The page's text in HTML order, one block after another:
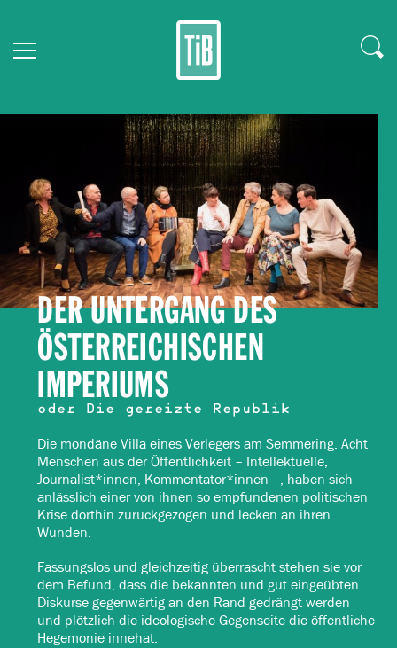
DER UNTERGANG DES
ÖSTERREICHISCHEN
IMPERIUMS
oder Die gereizte Republik
Die mondäne Villa eines Verlegers am Semmering. Acht
Menschen aus der Öffentlichkeit – Intellektuelle,
Journalist*innen, Kommentator*innen –, haben sich
anlässlich einer von ihnen so empfundenen politischen
Krise dorthin zurückgezogen und lecken an ihren
Wunden.
Fassungslos und gleichzeitig überrascht stehen sie vor
dem Befund, dass die bekannten und gut eingeübten
Diskurse gegenwärtig an den Rand gedrängt werden
und plötzlich die ideologische Gegenseite die öffentliche
Hegemonie innehat.